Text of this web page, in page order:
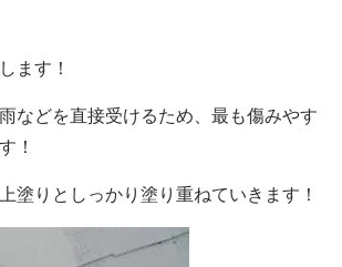
ます！
などを直接受けるため、最も傷みやす
！
塗りとしっかり塗り重ねていきます！